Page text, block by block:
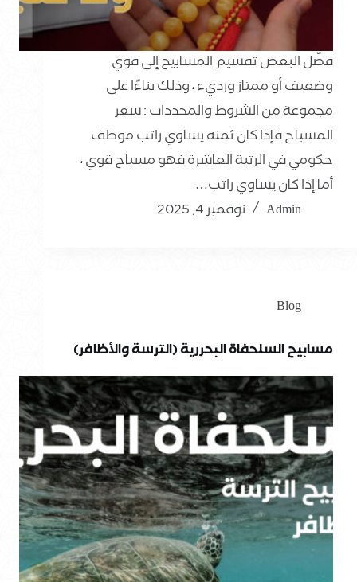
فضّل البعض تقسيم المسابيح إلى قوي
وضعيف أو ممتاز ورديء ، وذلك بناءًا على
مجموعة من الشروط والمحددات : سعر
المسباح فإذا كان ثمنه يساوي راتب موظف
حكومي في الرتبة العاشرة فهو مسباح قوي ،
أما إذا كان يساوي راتب…
Admin
نوفمبر 4, 2025
Blog
مسابيح السلحفاة البحررية (الترسة والأظافر)